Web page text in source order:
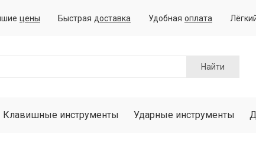
цены Быстрая доставка Удобная оплата
Найти
Клавишные инструменты Ударные инструменты